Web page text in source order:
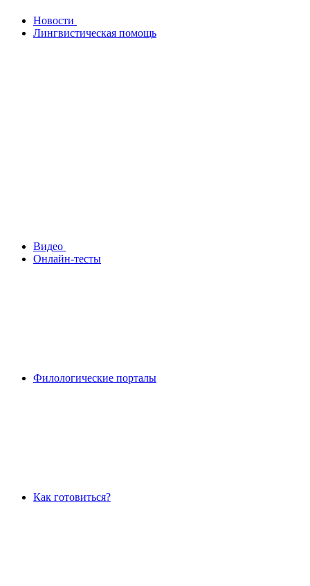
Новости
Лингвистическая помощь
Видео
Онлайн-тесты
Филологические порталы
Как готовиться?